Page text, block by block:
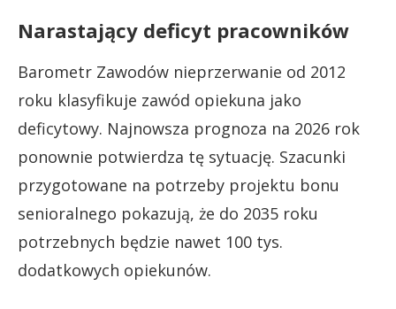
Narastający deficyt pracowników
Barometr Zawodów nieprzerwanie od 2012
roku klasyfikuje zawód opiekuna jako
deficytowy. Najnowsza prognoza na 2026 rok
ponownie potwierdza tę sytuację. Szacunki
przygotowane na potrzeby projektu bonu
senioralnego pokazują, że do 2035 roku
potrzebnych będzie nawet 100 tys.
dodatkowych opiekunów.